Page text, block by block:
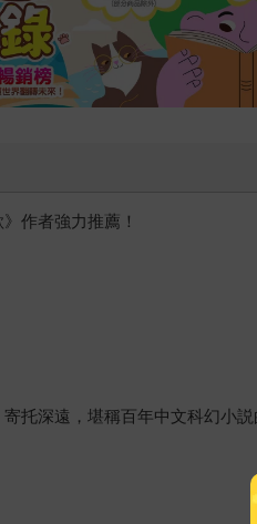
作者強力推薦！
寄托深遠，堪稱百年中文科幻小